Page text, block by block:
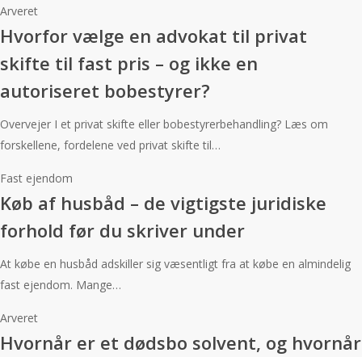
Arveret
Hvorfor vælge en advokat til privat
skifte til fast pris – og ikke en
autoriseret bobestyrer?
Overvejer I et privat skifte eller bobestyrerbehandling? Læs om
forskellene, fordelene ved privat skifte til…
Fast ejendom
Køb af husbåd – de vigtigste juridiske
forhold før du skriver under
At købe en husbåd adskiller sig væsentligt fra at købe en almindelig
fast ejendom. Mange…
Arveret
Hvornår er et dødsbo solvent, og hvornår